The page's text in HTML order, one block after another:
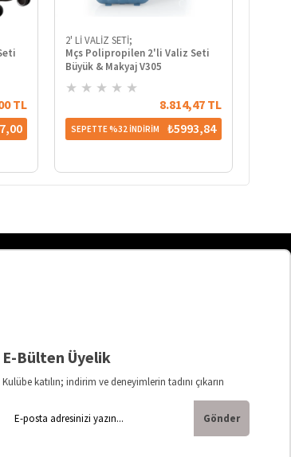
TL
2' Lİ VALİZ SETİ;
Mçs Polipropilen 2'li Valiz Seti
Büyük & Makyaj V305
★ ★ ★ ★ ★
8.814,47 TL
SEPETTE %32 İNDİRİM ₺5993,84
E-Bülten Üyelik
Kulübe katılın; indirim ve deneyimlerin tadını çıkarın
Gönder